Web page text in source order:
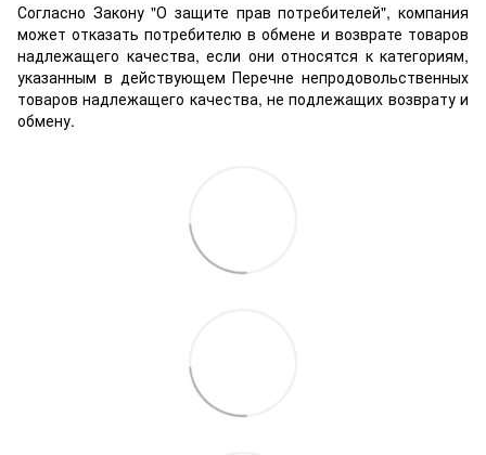
Согласно Закону "О защите прав потребителей", компания
может отказать потребителю в обмене и возврате товаров
надлежащего качества, если они относятся к категориям,
указанным в действующем Перечне непродовольственных
товаров надлежащего качества, не подлежащих возврату и
обмену.